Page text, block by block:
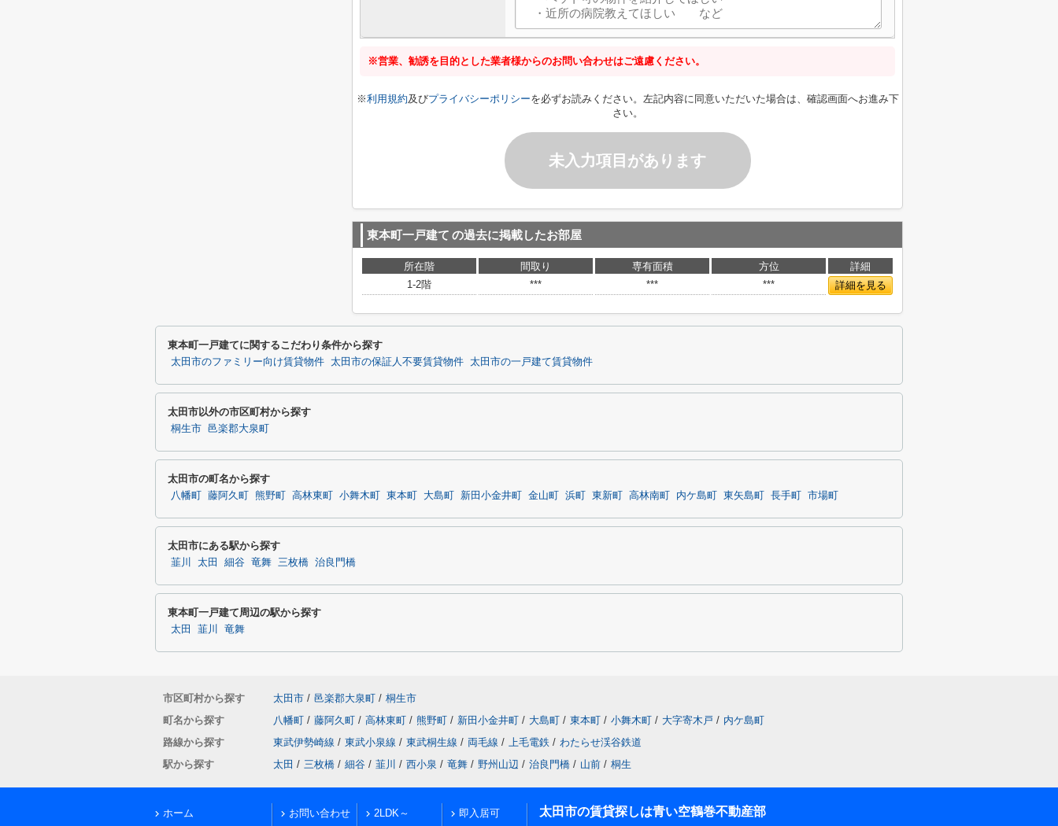
※営業、勧誘を目的とした業者様からのお問い合わせはご遠慮ください。
※利用規約及びプライバシーポリシーを必ずお読みください。左記内容に同意いただいた場合は、確認画面へお進み下
さい。
未入力項目があります
東本町一戸建て の過去に掲載したお部屋
所在階 間取り 専有面積 方位
詳細
1-2階
*** *** *** 詳細を見る
東本町一戸建てに関するこだわり条件から探す
太田市のファミリー向け賃貸物件 太田市の保証人不要賃貸物件 太田市の一戸建て賃貸物件
太田市以外の市区町村から探す
桐生市 邑楽郡大泉町
太田市の町名から探す
八幡町 藤阿久町 熊野町 高林東町 小舞木町 東本町 大島町 新田小金井町 金山町 浜町 東新町 高林南町 内ケ島町 東矢島町 長手町 市場町
太田市にある駅から探す
韮川 太田 細谷 竜舞 三枚橋 治良門橋
東本町一戸建て周辺の駅から探す
太田 韮川 竜舞
市区町村から探す 太田市 / 邑楽郡大泉町 / 桐生市
町名から探す
八幡町 / 藤阿久町 / 高林東町 / 熊野町 / 新田小金井町 / 大島町 / 東本町 / 小舞木町 / 大字寄木戸 / 内ケ島町
路線から探す
東武伊勢崎線 / 東武小泉線 / 東武桐生線 / 両毛線 / 上毛電鉄 / わたらせ渓谷鉄道
駅から探す
太田 / 三枚橋 / 細谷 / 韮川 / 西小泉 / 竜舞 / 野州山辺 / 治良門橋 / 山前 / 桐生
ホーム お問い合わせ 2LDK～ 即入居可 太田市の賃貸探しは青い空鶴巻不動産部